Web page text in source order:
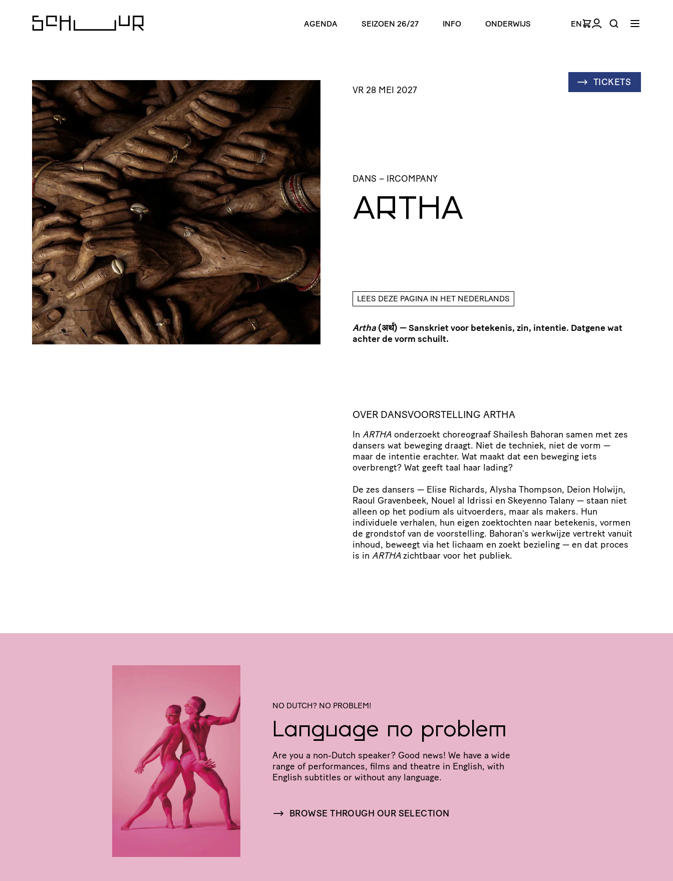
AGENDA SEIZOEN 26/27 INFO ONDERWIJS EN
TICKETS
VR 28 MEI 2027
DANS – IRCOMPANY
ARTHA
LEES DEZE PAGINA IN HET NEDERLANDS
Artha (अर्थ) — Sanskriet voor betekenis, zin, intentie. Datgene wat
achter de vorm schuilt.
OVER DANSVOORSTELLING ARTHA
In ARTHA onderzoekt choreograaf Shailesh Bahoran samen met zes
dansers wat beweging draagt. Niet de techniek, niet de vorm —
maar de intentie erachter. Wat maakt dat een beweging iets
overbrengt? Wat geeft taal haar lading?
De zes dansers — Elise Richards, Alysha Thompson, Deion Holwijn,
Raoul Gravenbeek, Nouel al Idrissi en Skeyenno Talany — staan niet
alleen op het podium als uitvoerders, maar als makers. Hun
individuele verhalen, hun eigen zoektochten naar betekenis, vormen
de grondstof van de voorstelling. Bahoran's werkwijze vertrekt vanuit
inhoud, beweegt via het lichaam en zoekt bezieling — en dat proces
is in ARTHAzichtbaar voor het publiek.
NO DUTCH? NO PROBLEM!
Language no problem
Are you a non-Dutch speaker? Good news! We have a wide
range of perfor­mances, films and theatre in English, with
English subtitles or without any language.
BROWSE THROUGH OUR SELECTION